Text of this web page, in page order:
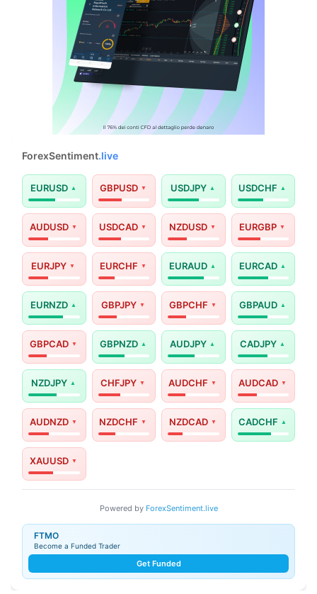
ForexSentiment.live
EURUSD GBPUSD USDJPY USDCHF
AUDUSD USDCAD NZDUSD EURGBP
EURJPY EURCHF EURAUD EURCAD
EURNZD GBPJPY GBPCHF GBPAUD
GBPCAD GBPNZD AUDJPY CADJPY
NZDJPY CHFJPY AUDCHF AUDCAD
AUDNZD NZDCHF NZDCAD CADCHF
XAUUSD
Powered by ForexSentiment.live
FTMO
Become a Funded Trader
Get Funded